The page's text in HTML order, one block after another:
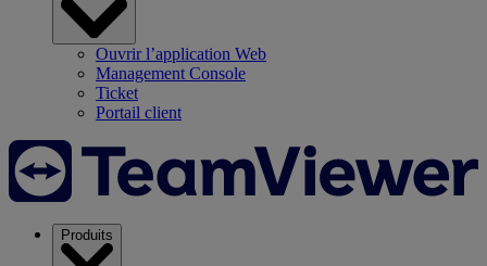
Ouvrir l’application Web
Management Console
Ticket
Portail client
Produits